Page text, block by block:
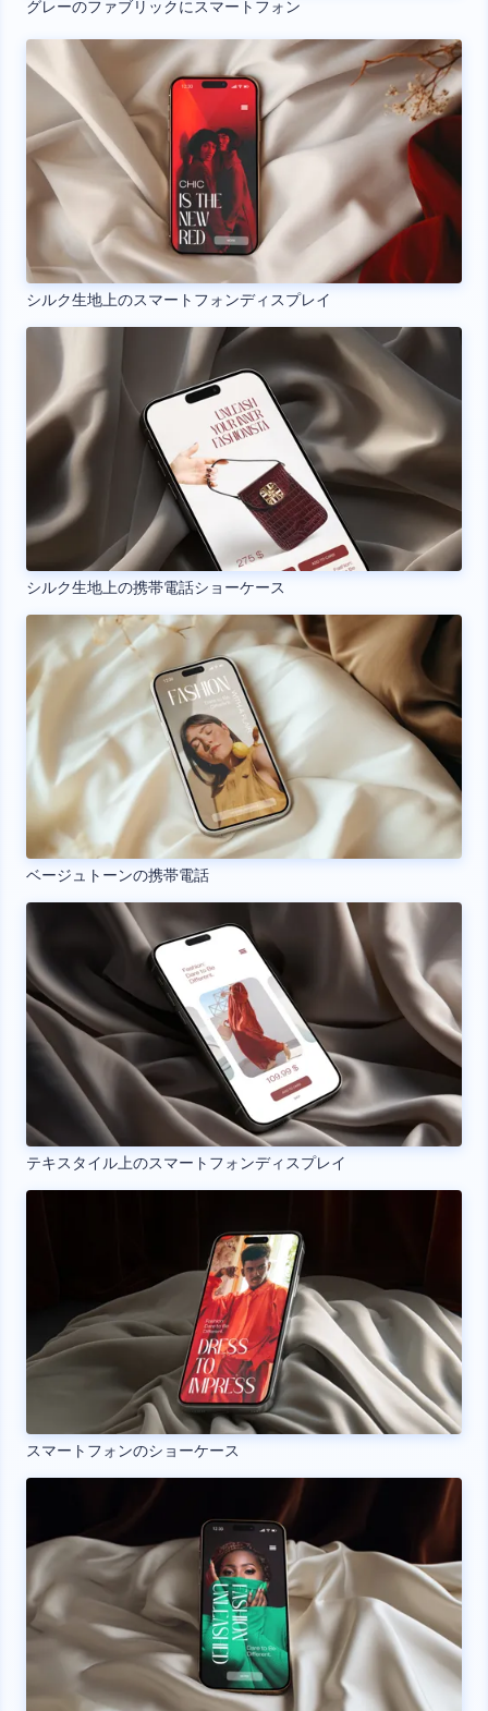
グレーのファブリックにスマートフォン
シルク生地上のスマートフォンディスプレイ
シルク生地上の携帯電話ショーケース
ベージュトーンの携帯電話
テキスタイル上のスマートフォンディスプレイ
スマートフォンのショーケース